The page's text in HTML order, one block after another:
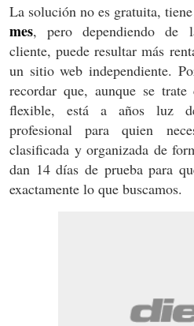
La solución no es gratuita,
mes, pero dependiendo de
cliente, puede resultar más
un sitio web independiente.
recordar que, aunque se
flexible, está a años luz
profesional para quien
clasificada y organizada de
dan 14 días de prueba para
exactamente lo que buscamos.